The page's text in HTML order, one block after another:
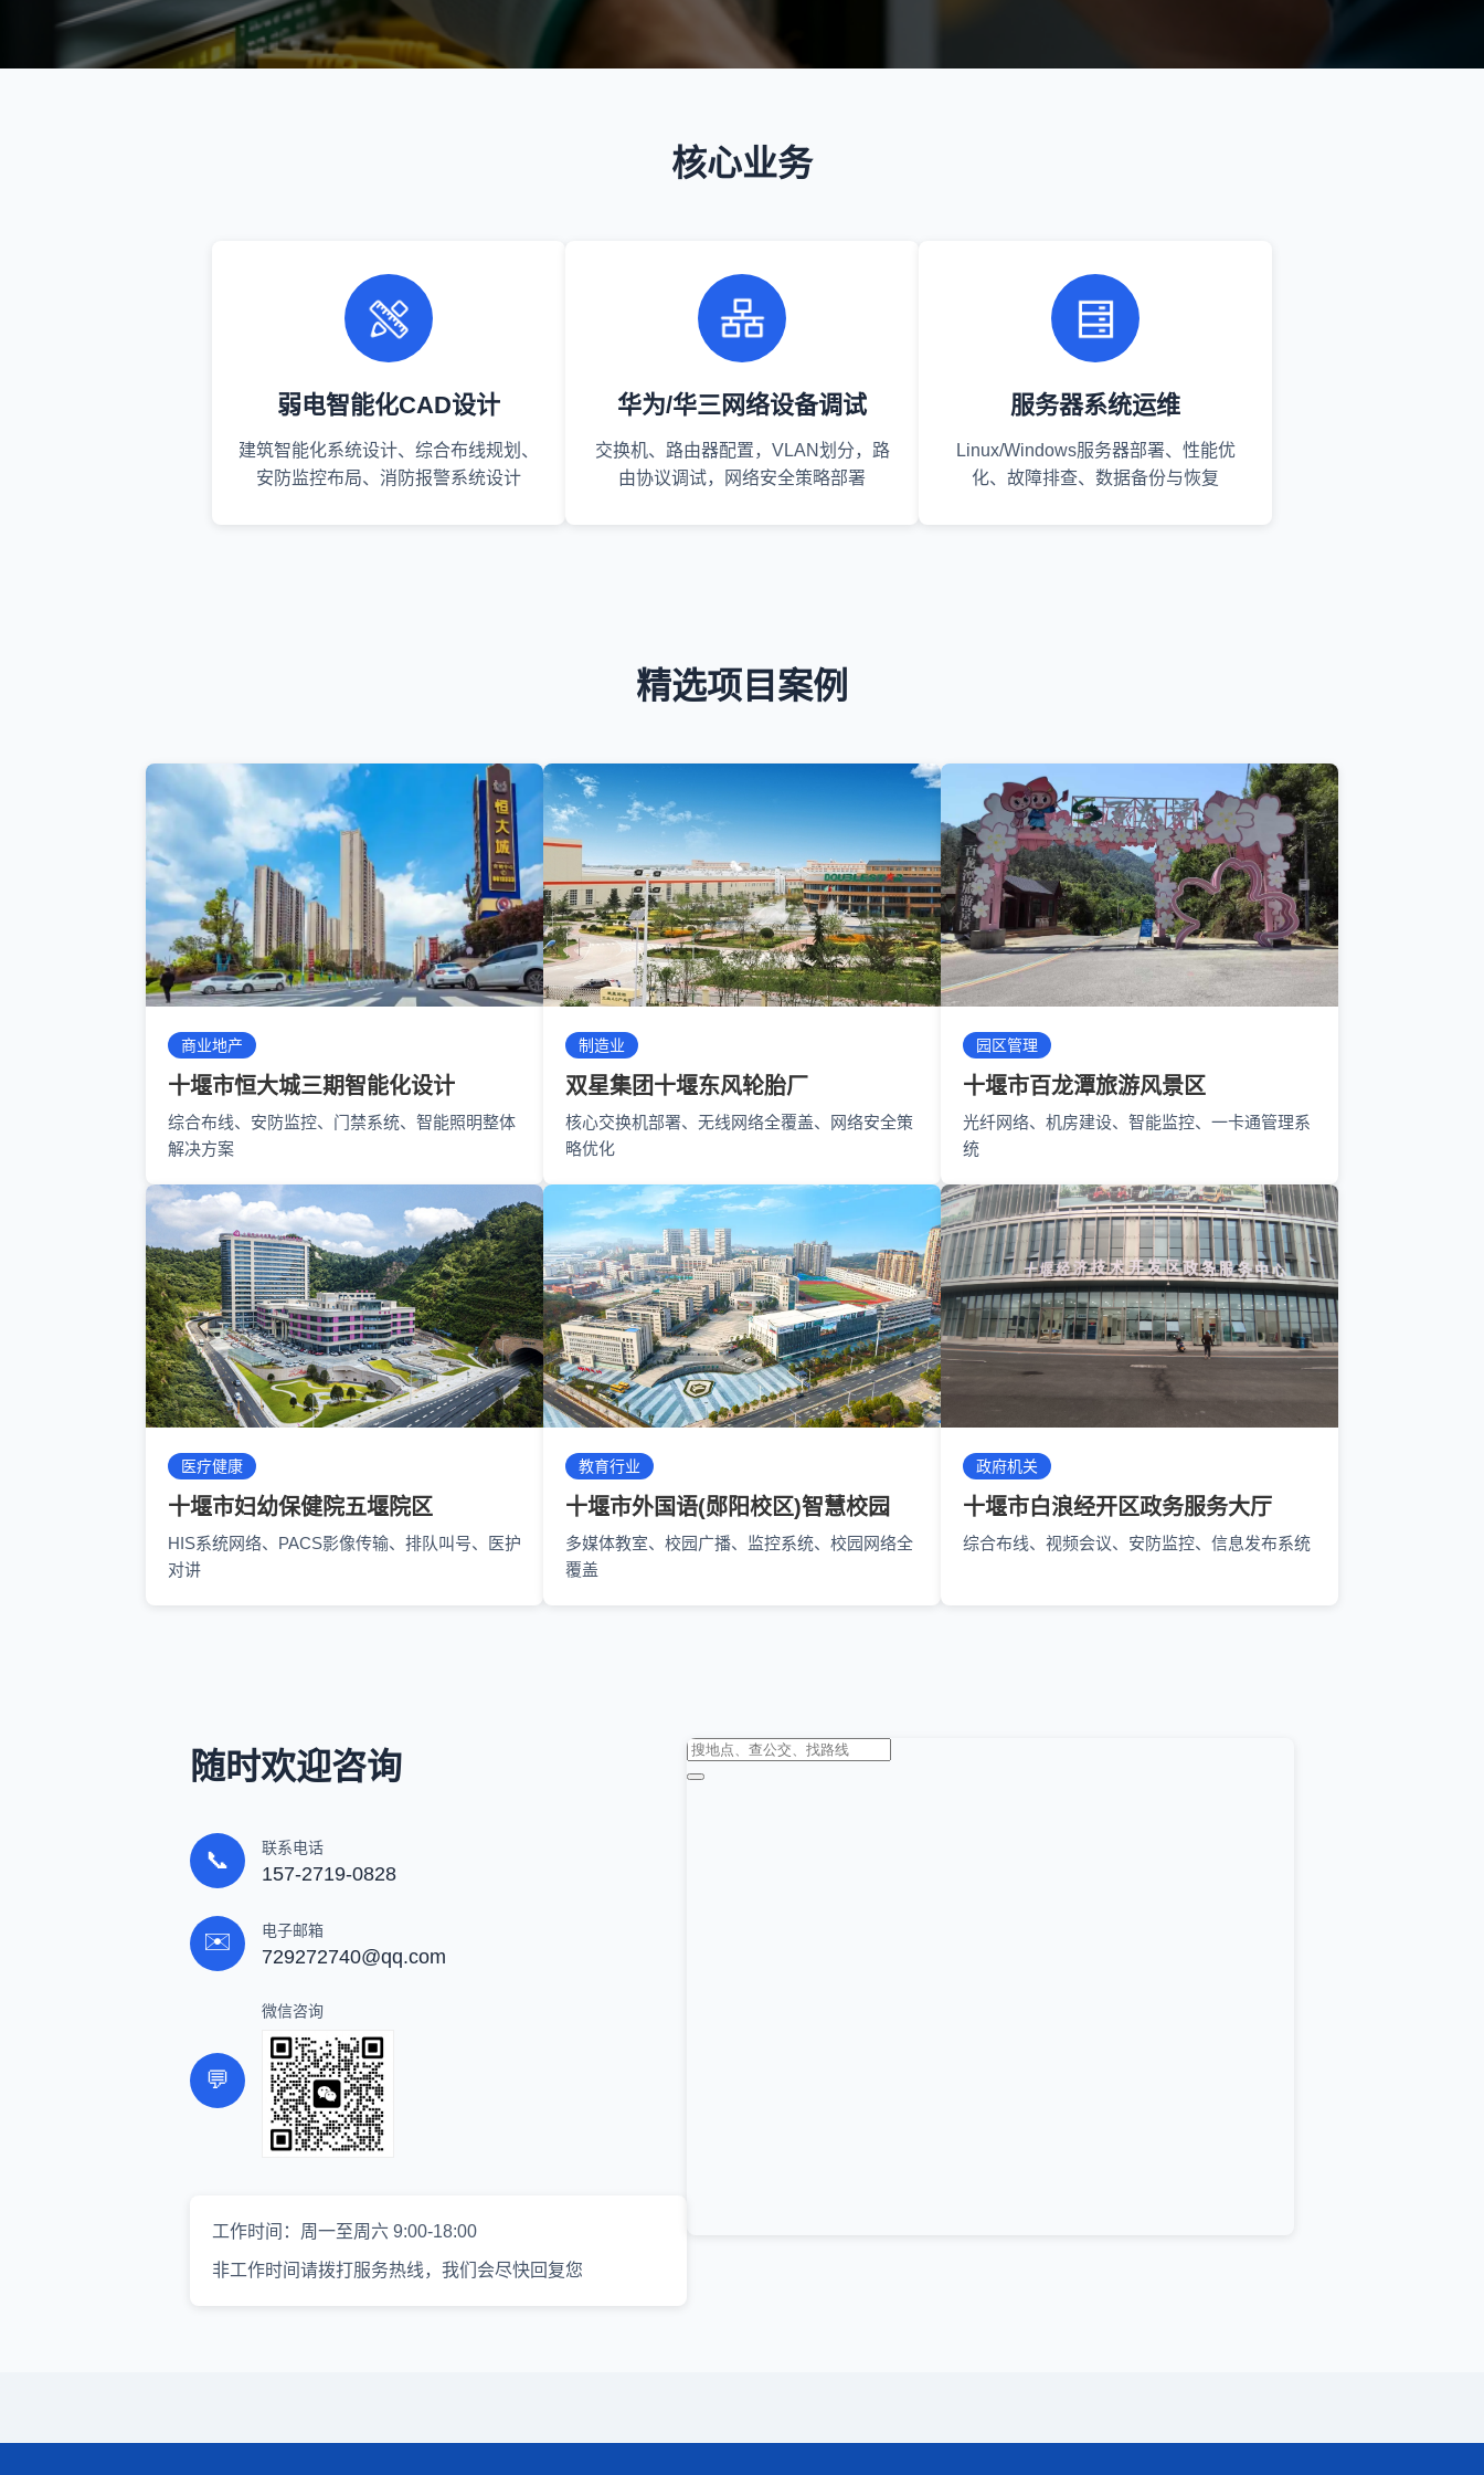
核心业务
弱电智能化CAD设计
建筑智能化系统设计、综合布线规划、
安防监控布局、消防报警系统设计
华为/华三网络设备调试
交换机、路由器配置，VLAN划分，路
由协议调试，网络安全策略部署
服务器系统运维
Linux/Windows服务器部署、性能优
化、故障排查、数据备份与恢复
精选项目案例
商业地产
十堰市恒大城三期智能化设计
综合布线、安防监控、门禁系统、智能照明整体
解决方案
制造业
双星集团十堰东风轮胎厂
核心交换机部署、无线网络全覆盖、网络安全策
略优化
园区管理
十堰市百龙潭旅游风景区
光纤网络、机房建设、智能监控、一卡通管理系
统
医疗健康
十堰市妇幼保健院五堰院区
HIS系统网络、PACS影像传输、排队叫号、医护
对讲
教育行业
十堰市外国语(郧阳校区)智慧校园
多媒体教室、校园广播、监控系统、校园网络全
覆盖
政府机关
十堰市白浪经开区政务服务大厅
综合布线、视频会议、安防监控、信息发布系统
随时欢迎咨询
📞 联系电话
157-2719-0828
✉️ 电子邮箱
729272740@qq.com
💬
微信咨询
工作时间：周一至周六 9:00-18:00
非工作时间请拨打服务热线，我们会尽快回复您